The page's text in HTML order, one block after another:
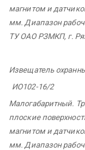
магнитом и
мм. Диапазон
ТУ ОАО РЗМКП, г.
Извещатель
ИО102-16/2
Малогабаритный.
плоские
магнитом и
мм. Диапазон